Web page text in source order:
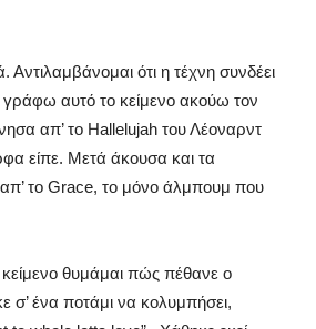
Αντιλαμβάνομαι ότι η τέχνη συνδέει
αυτό το κείμενο ακούω τον
απ’ το Hallelujah του Λέοναρντ
είπε. Μετά άκουσα και τα
το Grace, το μόνο άλμπουμ που
θυμάμαι πώς πέθανε ο
ένα ποτάμι να κολυμπήσει,